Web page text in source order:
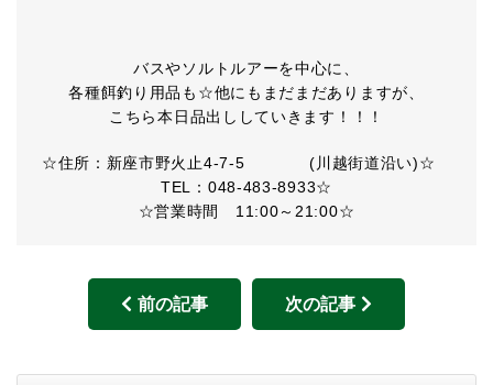
バスやソルトルアーを中心に、
各種餌釣り用品も☆他にもまだまだありますが、
こちら本日品出ししていきます！！！
☆住所：新座市野火止4-7-5 (川越街道沿い)☆
TEL：048-483-8933☆
☆営業時間 11:00～21:00☆
前の記事 次の記事